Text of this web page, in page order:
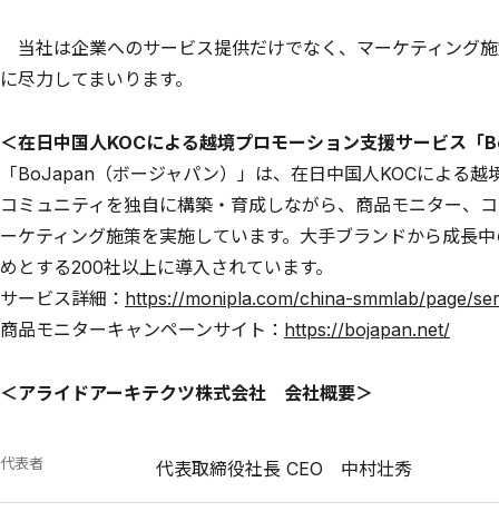
当社は企業へのサービス提供だけでなく、マーケティング
に尽力してまいります。
＜在日中国人KOCによる越境プロモーション支援サービス「
「BoJapan（ボージャパン）」は、在日中国人KOCによる
コミュニティを独自に構築・育成しながら、商品モニター、
ーケティング施策を実施しています。大手ブランドから成長
めとする200社以上に導入されています。
サービス詳細： https://monipla.com/china-smmlab/page/
商品モニターキャンペーンサイト： https://bojapan.net/
＜アライドアーキテクツ株式会社 会社概要＞
代表者 代表取締役社長 CEO 中村壮秀